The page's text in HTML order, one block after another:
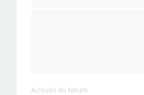
Accueil du forum